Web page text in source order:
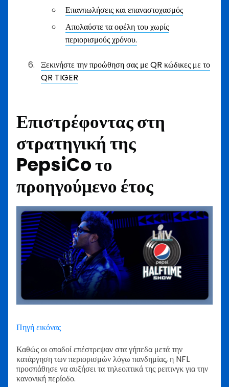
Επανπωλήσεις και επαναστοχασμός
Απολαύστε τα οφέλη του χωρίς
περιορισμούς χρόνου.
Ξεκινήστε την προώθηση σας με QR κώδικες με το
QR TIGER
Επιστρέφοντας στη
στρατηγική της
PepsiCo το
προηγούμενο έτος
Πηγή εικόνας
Καθώς οι οπαδοί επέστρεψαν στα γήπεδα μετά την
κατάργηση των περιορισμών λόγω πανδημίας, η NFL
προσπάθησε να αυξήσει τα τηλεοπτικά της ρειτινγκ για την
κανονική περίοδο.